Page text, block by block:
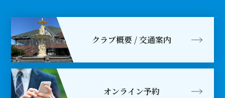
クラブ概要 / 交通案内
オンライン予約